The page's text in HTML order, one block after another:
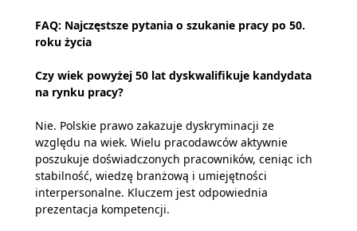
FAQ: Najczęstsze pytania o szukanie pracy po 50.
roku życia
Czy wiek powyżej 50 lat dyskwalifikuje kandydata
na rynku pracy?
Nie. Polskie prawo zakazuje dyskryminacji ze
względu na wiek. Wielu pracodawców aktywnie
poszukuje doświadczonych pracowników, ceniąc ich
stabilność, wiedzę branżową i umiejętności
interpersonalne. Kluczem jest odpowiednia
prezentacja kompetencji.